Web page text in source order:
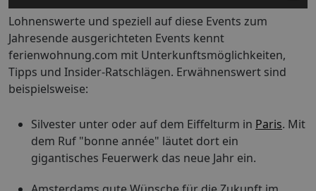
Lohnenswerte und speziell auf diese Events zum
Jahresende ausgerichteten Events kennt
ferienwohnung.com mit Unterkunftsmöglichkeiten,
Tipps und Insider-Ratschlägen. Erwähnenswert sind
beispielsweise:
Silvester unter oder auf dem Eiffelturm in Paris. Mit
dem Ruf "bonne année" läutet dort ein
gigantisches Feuerwerk das neue Jahr ein.